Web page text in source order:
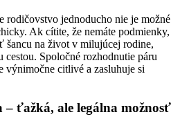
rodičovstvo jednoducho nie je možné
Ak cítite, že nemáte podmienky,
šancu na život v milujúcej rodine,
Spoločné rozhodnutie páru
výnimočne citlivé a zasluhuje si
– ťažká, ale legálna možnosť